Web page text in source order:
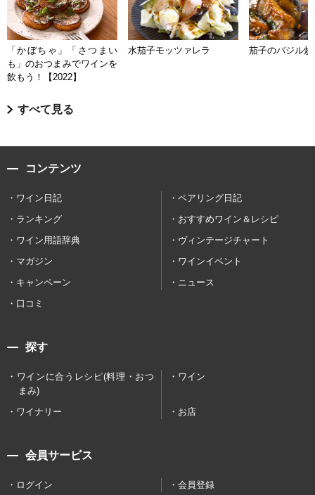
「かぼちゃ」「さつまい
も」のおつまみでワインを
飲もう！【2022】
水茄子モッツァレラ 茄子のバジル炒
すべて見る
コンテンツ
ワイン日記
ペアリング日記
ランキング
おすすめワイン＆レシピ
ワイン用語辞典
ヴィンテージチャート
マガジン
ワインイベント
キャンペーン
ニュース
口コミ
探す
ワインに合うレシピ(料理・おつ
まみ)
ワイン
ワイナリー お店
会員サービス
ログイン 会員登録